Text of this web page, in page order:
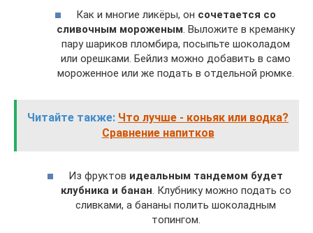
Как и многие ликёры, он сочетается со
сливочным мороженым . Выложите в креманку
пару шариков пломбира, посыпьте шоколадом
или орешками. Бейлиз можно добавить в само
мороженное или же подать в отдельной рюмке.
Читайте также: Что лучше - коньяк или водка?
Сравнение напитков
Из фруктов идеальным тандемом будет
клубника и банан. Клубнику можно подать со
сливками, а бананы полить шоколадным
топингом.